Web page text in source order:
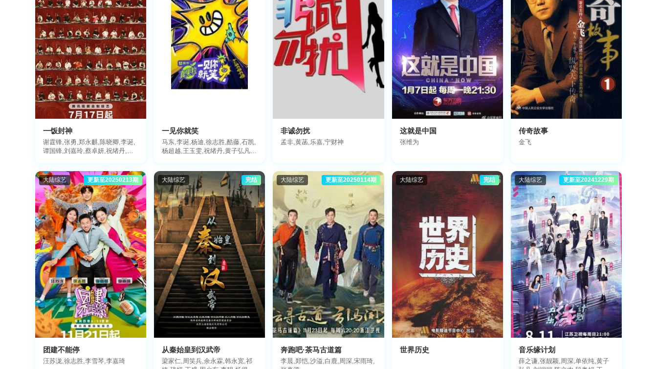
一饭封神
谢霆锋,张勇,郑永麒,陈晓卿,李诞,
谭国锋,刘嘉玲,蔡卓妍,祝绪丹,丁
一见你就笑
马东,李诞,杨迪,徐志胜,酷藤,石凯,
杨超越,王玉雯,祝绪丹,黄子弘凡,
非诚勿扰
孟非,黄菡,乐嘉,宁财神
这就是中国
张维为
传奇故事
金飞
大陆综艺 更新至20250213期
团建不能停
汪苏泷,徐志胜,李雪琴,李嘉琦
大陆综艺 完结
从秦始皇到汉武帝
梁家仁,周笑兵,余永霖,韩永宽,祁
大陆综艺 更新至20250114期
奔跑吧·茶马古道篇
李晨,郑恺,沙溢,白鹿,周深,宋雨琦,
大陆综艺 完结
世界历史
大陆综艺 更新至20241229期
音乐缘计划
薛之谦,张靓颖,周深,单依纯,黄子